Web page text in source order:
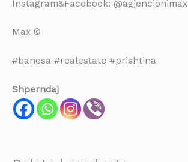
Instagram&Facebook: @agjencionimax
Max ©
#banesa #realestate #prishtina
Shperndaj